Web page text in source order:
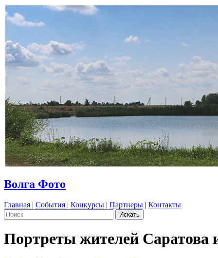
Волга Фото
Главная | События | Конкурсы | Партнеры | Контакты
Портреты жителей Саратова